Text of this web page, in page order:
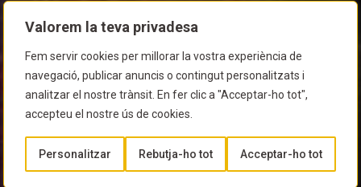
Valorem la teva privadesa
Fem servir cookies per millorar la vostra experiència de
navegació, publicar anuncis o contingut personalitzats i
analitzar el nostre trànsit. En fer clic a "Acceptar-ho tot",
accepteu el nostre ús de cookies.
Personalitzar Rebutja-ho tot Acceptar-ho tot